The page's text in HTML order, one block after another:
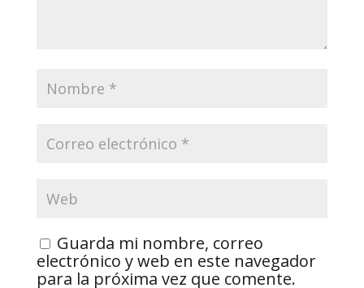
Guarda mi nombre, correo
electrónico y web en este navegador
para la próxima vez que comente.